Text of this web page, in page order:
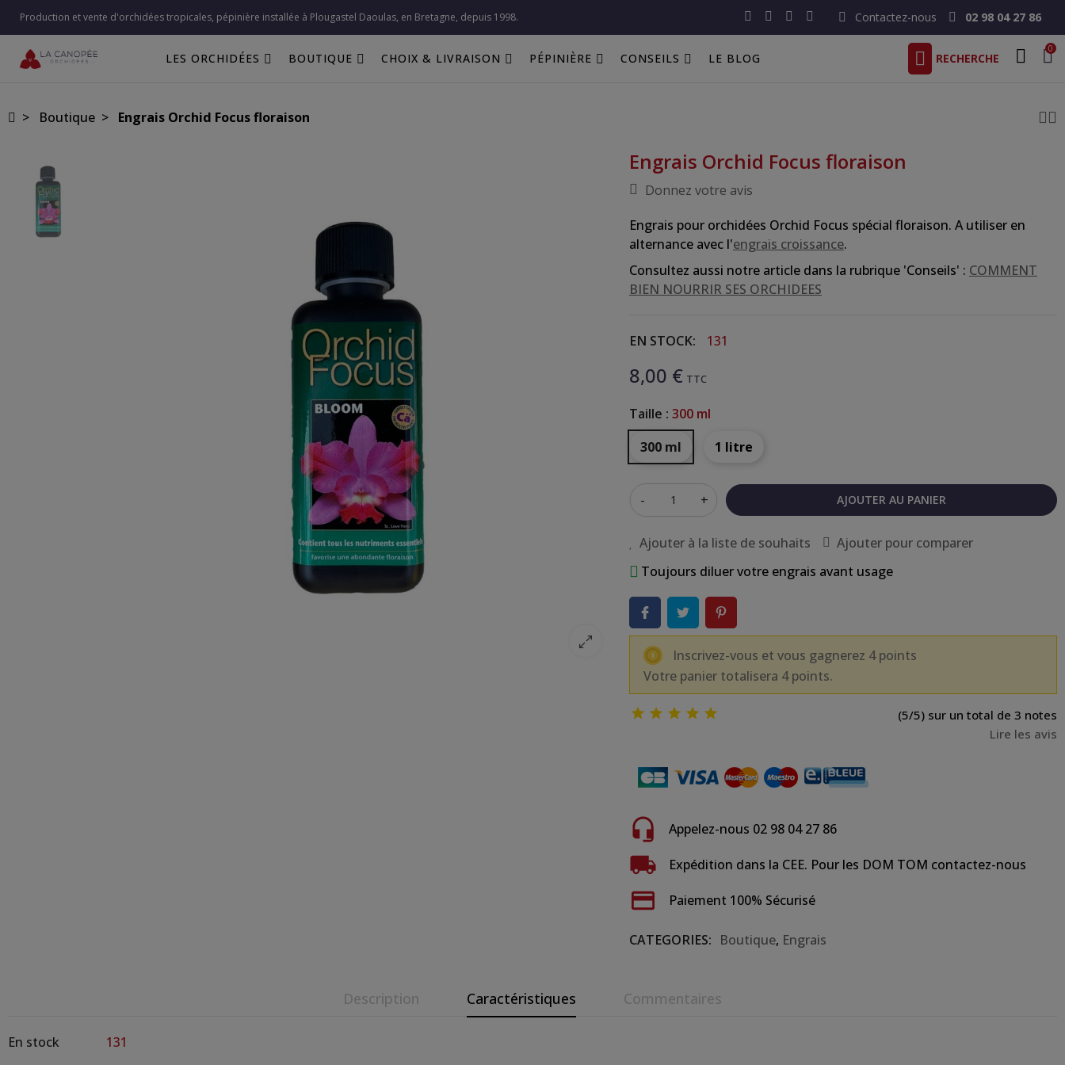
Production et vente d'orchidées tropicales, pépinière installée à Plougastel Daoulas, en Bretagne, depuis 1998.​ Contactez-nous 02 98 04 27 86
LES ORCHIDÉES BOUTIQUE CHOIX & LIVRAISON PÉPINIÈRE CONSEILS LE BLOG
0
Boutique Engrais Orchid Focus floraison
Engrais Orchid Focus floraison
Donnez votre avis
Engrais pour orchidées Orchid Focus spécial floraison. A utiliser en
alternance avec l'engrais croissance.
Consultez aussi notre article dans la rubrique 'Conseils' : COMMENT
BIEN NOURRIR SES ORCHIDEES
EN STOCK: 131
8,00 € TTC
Taille : 300 ml
300 ml
1 litre
- + AJOUTER AU PANIER
Ajouter à la liste de souhaits
Ajouter pour comparer
Toujours diluer votre engrais avant usage
Inscrivez-vous et vous gagnerez 4 points
Votre panier totalisera 4 points.
    
(5/5) sur un total de 3 notes
Lire les avis
Appelez-nous 02 98 04 27 86
Expédition dans la CEE. Pour les DOM TOM contactez-nous
Paiement 100% Sécurisé
CATEGORIES: Boutique, Engrais
Description Caractéristiques Commentaires
En stock 131